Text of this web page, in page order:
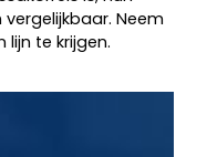
Neem
te krijgen.